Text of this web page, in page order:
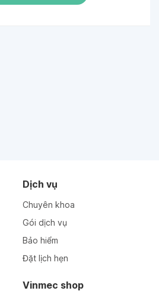
Dịch vụ
Chuyên khoa
Gói dịch vụ
Bảo hiểm
Đặt lịch hẹn
Vinmec shop